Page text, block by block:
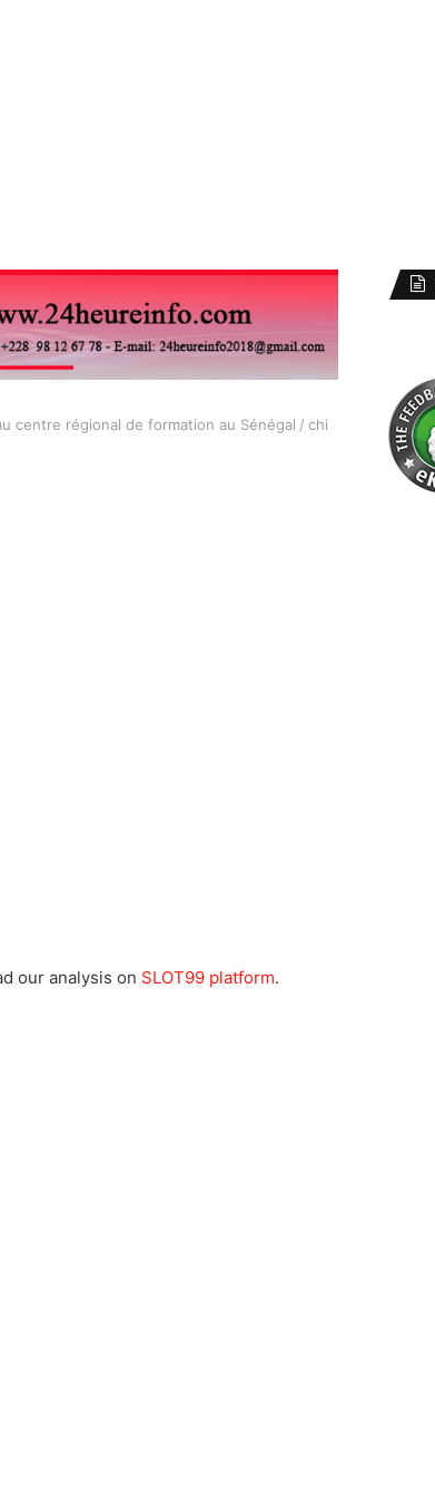
centre régional de formation au Sénégal / chi
our analysis on SLOT99 platform.